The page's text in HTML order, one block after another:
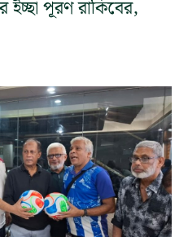
ইচ্ছা পূরণ রাকিবের,